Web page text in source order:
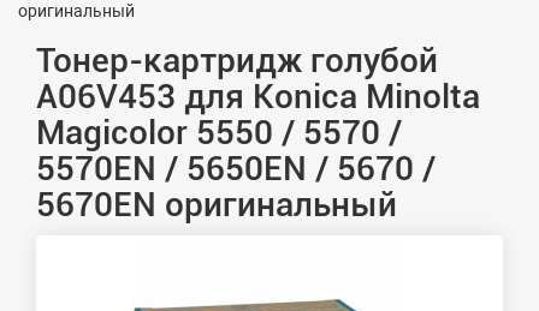
оригинальный
Тонер-картридж голубой
A06V453 для Konica Minolta
Magicolor 5550 / 5570 /
5570EN / 5650EN / 5670 /
5670EN оригинальный